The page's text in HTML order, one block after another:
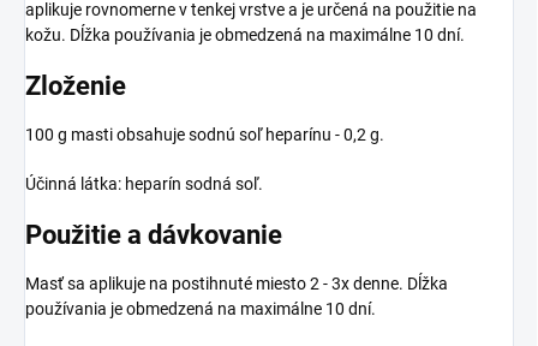
aplikuje rovnomerne v tenkej vrstve a je určená na použitie na
kožu. Dĺžka používania je obmedzená na maximálne 10 dní.
Zloženie
100 g masti obsahuje sodnú soľ heparínu - 0,2 g.
Účinná látka: heparín sodná soľ.
Použitie a dávkovanie
Masť sa aplikuje na postihnuté miesto 2 - 3x denne. Dĺžka
používania je obmedzená na maximálne 10 dní.